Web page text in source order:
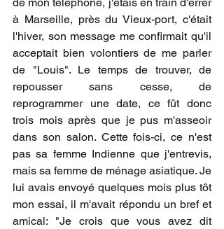
à Marseille, près du Vieux-port, c'était
l'hiver, son message me confirmait qu'il
acceptait bien volontiers de me parler
de "Louis". Le temps de trouver, de
repousser sans cesse, de
reprogrammer une date, ce fût donc
trois mois après que je pus m'asseoir
dans son salon. Cette fois-ci, ce n'est
pas sa femme Indienne que j'entrevis,
mais sa femme de ménage asiatique. Je
lui avais envoyé quelques mois plus tôt
mon essai, il m'avait répondu un bref et
amical: "Je crois que vous avez dit